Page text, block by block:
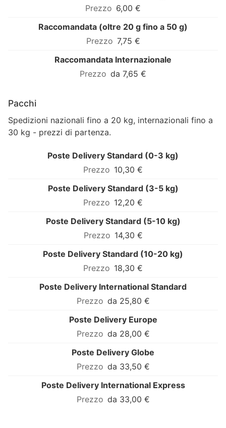
6,00 €
Raccomandata (oltre 20 g fino a 50 g)
7,75 €
Raccomandata Internazionale
da 7,65 €
Pacchi
Spedizioni nazionali fino a 20 kg, internazionali fino a
30 kg - prezzi di partenza.
Poste Delivery Standard (0-3 kg)
10,30 €
Poste Delivery Standard (3-5 kg)
12,20 €
Poste Delivery Standard (5-10 kg)
14,30 €
Poste Delivery Standard (10-20 kg)
18,30 €
Poste Delivery International Standard
da 25,80 €
Poste Delivery Europe
da 28,00 €
Poste Delivery Globe
da 33,50 €
Poste Delivery International Express
da 33,00 €